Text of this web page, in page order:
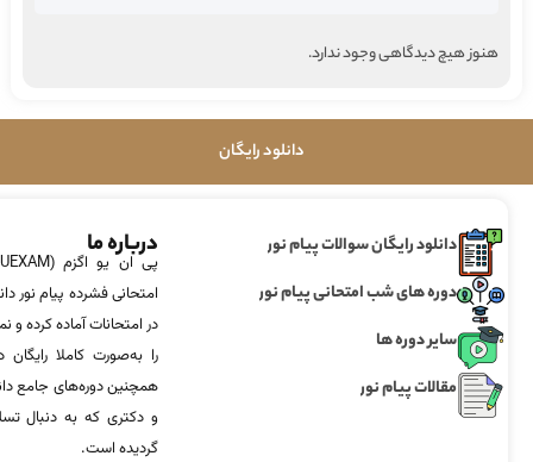
هنوز هیچ دیدگاهی وجود ندارد.
دانلود رایگان
دانلود رایگان سوالات پیام نور
دوره های شب امتحانی پیام نور
سایر دوره ها
مقالات پیام نور
درباره ما
امتحانی فشرده پیام نور
در امتحانات آماده‌ کرده
را به‌صورت کاملا
همچنین دوره‌های جامع
و دکتری که به دنبال
گردیده است.